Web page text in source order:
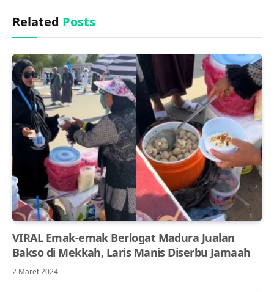
Related Posts
VIRAL Emak-emak Berlogat Madura Jualan
Bakso di Mekkah, Laris Manis Diserbu Jamaah
2 Maret 2024